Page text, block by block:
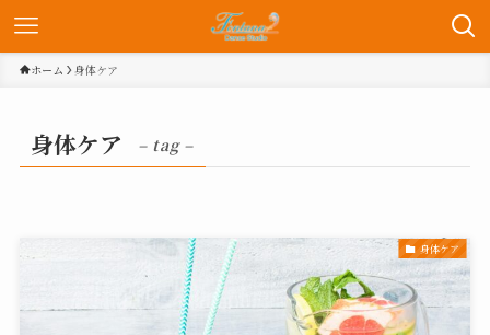
ホーム 身体ケア
身体ケア – tag –
身体ケア